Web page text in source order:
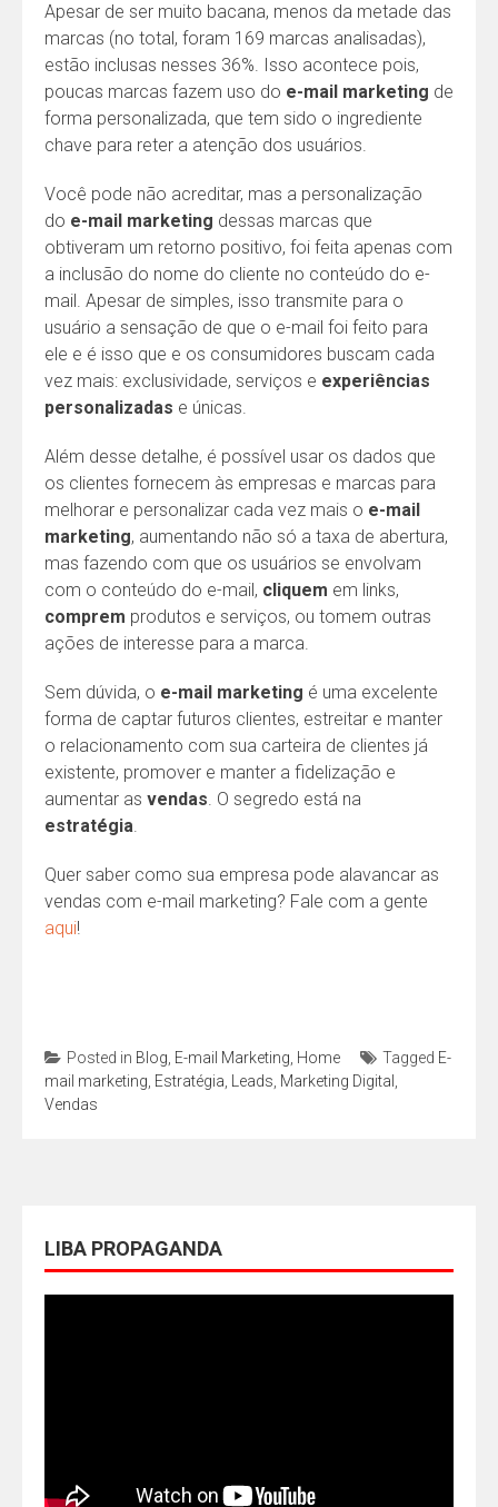
Apesar de ser muito bacana, menos da metade das
marcas (no total, foram 169 marcas analisadas),
estão inclusas nesses 36%. Isso acontece pois,
poucas marcas fazem uso do e-mail marketing de
forma personalizada, que tem sido o ingrediente
chave para reter a atenção dos usuários.
Você pode não acreditar, mas a personalização
do e-mail marketing dessas marcas que
obtiveram um retorno positivo, foi feita apenas com
a inclusão do nome do cliente no conteúdo do e-
mail. Apesar de simples, isso transmite para o
usuário a sensação de que o e-mail foi feito para
ele e é isso que e os consumidores buscam cada
vez mais: exclusividade, serviços e experiências
personalizadas e únicas.
Além desse detalhe, é possível usar os dados que
os clientes fornecem às empresas e marcas para
melhorar e personalizar cada vez mais o e-mail
marketing, aumentando não só a taxa de abertura,
mas fazendo com que os usuários se envolvam
com o conteúdo do e-mail, cliquem em links,
comprem produtos e serviços, ou tomem outras
ações de interesse para a marca.
Sem dúvida, o e-mail marketing é uma excelente
forma de captar futuros clientes, estreitar e manter
o relacionamento com sua carteira de clientes já
existente, promover e manter a fidelização e
aumentar as vendas. O segredo está na
estratégia.
Quer saber como sua empresa pode alavancar as
vendas com e-mail marketing? Fale com a gente
aqui!
Posted in Blog E-mail Marketing Home Tagged E-
mail marketing Estratégia Leads Marketing Digital
Vendas
LIBA PROPAGANDA